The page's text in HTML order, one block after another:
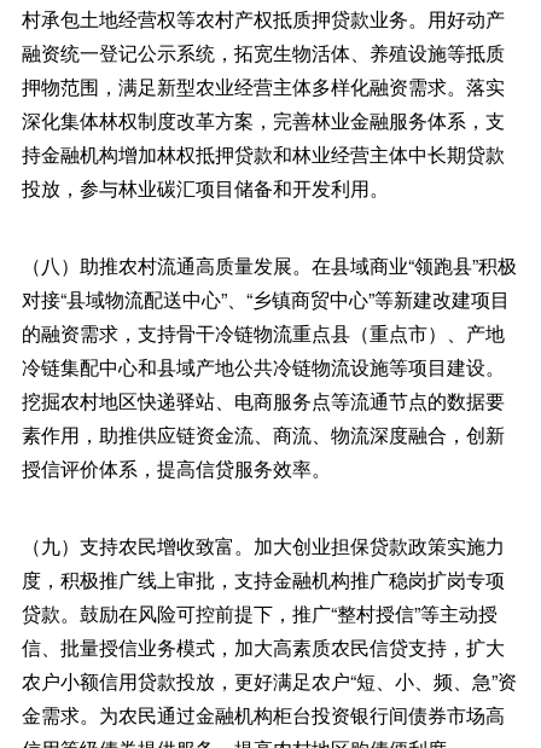
村承包土地经营权等农村产权抵质押贷款业务。用好动产
融资统一登记公示系统，拓宽生物活体、养殖设施等抵质
押物范围，满足新型农业经营主体多样化融资需求。落实
深化集体林权制度改革方案，完善林业金融服务体系，支
持金融机构增加林权抵押贷款和林业经营主体中长期贷款
投放，参与林业碳汇项目储备和开发利用。
（八）助推农村流通高质量发展。在县域商业“领跑县”积极
对接“县域物流配送中心”、“乡镇商贸中心”等新建改建项目
的融资需求，支持骨干冷链物流重点县（重点市）、产地
冷链集配中心和县域产地公共冷链物流设施等项目建设。
挖掘农村地区快递驿站、电商服务点等流通节点的数据要
素作用，助推供应链资金流、商流、物流深度融合，创新
授信评价体系，提高信贷服务效率。
（九）支持农民增收致富。加大创业担保贷款政策实施力
度，积极推广线上审批，支持金融机构推广稳岗扩岗专项
贷款。鼓励在风险可控前提下，推广“整村授信”等主动授
信、批量授信业务模式，加大高素质农民信贷支持，扩大
农户小额信用贷款投放，更好满足农户“短、小、频、急”资
金需求。为农民通过金融机构柜台投资银行间债券市场高